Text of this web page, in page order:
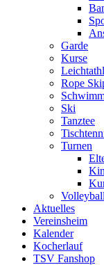
Garde
Kurse
Rope
Ski
Tanztee
Turnen
Volleyball
Aktuelles
Vereinsheim
Kalender
Kocherlauf
TSV Fanshop